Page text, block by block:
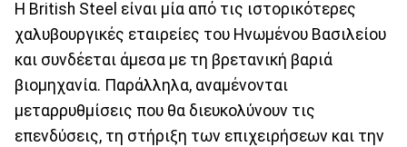
H British Steel είναι μία από τις ιστορικότερες
χαλυβουργικές εταιρείες του Ηνωμένου Βασιλείου
και συνδέεται άμεσα με τη βρετανική βαριά
βιομηχανία. Παράλληλα, αναμένονται
μεταρρυθμίσεις που θα διευκολύνουν τις
επενδύσεις, τη στήριξη των επιχειρήσεων και την